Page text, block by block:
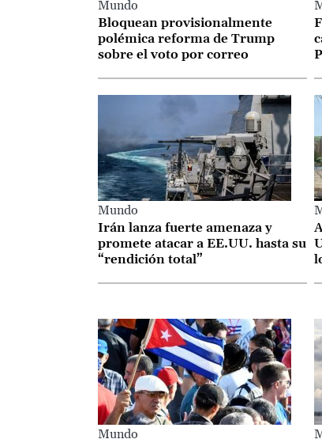
Mundo
Bloquean provisionalmente
polémica reforma de Trump
sobre el voto por correo
Mundo
Irán lanza fuerte amenaza y
promete atacar a EE.UU. hasta su
“rendición total”
Mundo